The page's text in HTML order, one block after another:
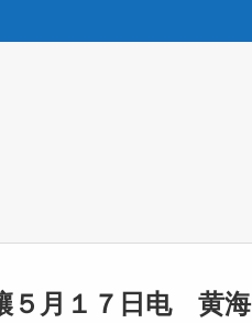
５月１７日电 黄海